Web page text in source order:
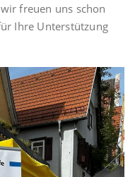
freuen uns schon
Ihre Unterstützung